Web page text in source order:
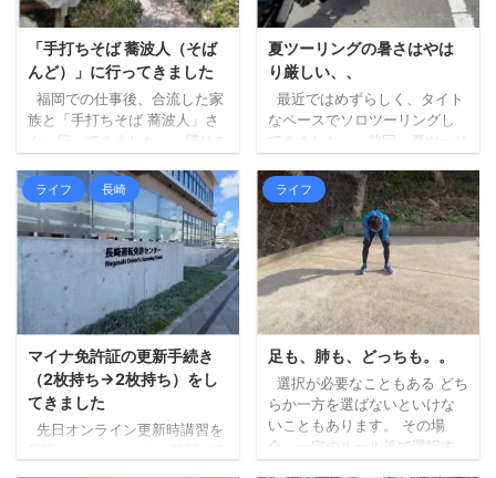
「手打ちそば 蕎波人（そば
んど）」に行ってきました
福岡での仕事後、合流した家
族と「手打ちそば 蕎波人」さ
んへ行ってきました。 帰りを
ばでも食べて帰ろうというこ
とになり、妻にお店を探して
もらいました（大抵妻に探し
てもらいます）。 蕎波人さん
は三瀬のお店ではないのです
が（福岡県早良区）、良さそ
うなお店の中から、到着予定
がちょうどよかったのも決め
手になりました。 詳しく調べ
ずにいったのですが、人気店
のようで、すでに受付を済ま
せて待機している人ばかりで
した。 ひとまず ...
夏ツーリングの暑さはやは
り厳しい、、
最近ではめずらしく、タイト
なペースでソロツーリングし
てきました。 前回、夏ツーリ
はず、という記事を書きまし
たが、最初に掲げた「ずら
す」が中途半端だったため
に、暑さはどうにもなりませ
んでした。。 ちょっと前にベ
ストタイプのジャケットを新
調したので、それも試してみ
ましたが、個人の感想としま
しては、「幾分マシではある
いう結果となりました。 エン
ジンの排熱と日差しで、暑さ
（熱さ）が上からも下からも
なので。 山間部は涼しく ...
ライフ 長崎
マイナ免許証の更新手続き
（2枚持ち→2枚持ち）をし
てきました
先日オンライン更新時講習を
ライフ
足も、肺も、どっちも。。
選択が必要なこともある どち
らか一方を選ばないといけな
いこともあります。 その場
合、一定のルール等で選択す